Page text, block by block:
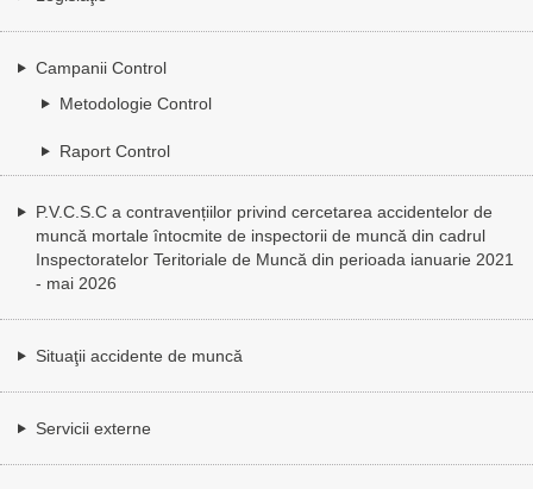
Campanii Control
Metodologie Control
Raport Control
P.V.C.S.C a contravențiilor privind cercetarea accidentelor de
muncă mortale întocmite de inspectorii de muncă din cadrul
Inspectoratelor Teritoriale de Muncă din perioada ianuarie 2021
- mai 2026
Situaţii accidente de muncă
Servicii externe